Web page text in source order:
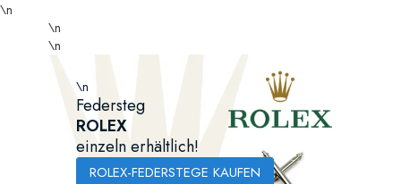
\n
\n
\n
\n
Federsteg
ROLEX
einzeln erhältlich!
ROLEX-FEDERSTEGE KAUFEN